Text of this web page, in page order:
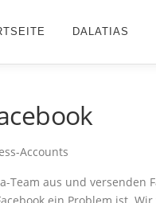
DALATIAS
Accounts
Team aus und versenden